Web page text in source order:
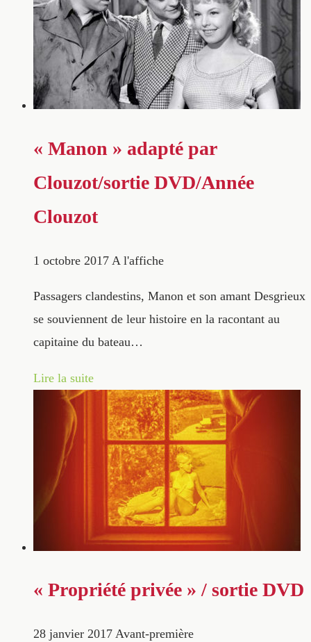
« Manon » adapté par
Clouzot/sortie DVD/Année
Clouzot
1 octobre 2017 A l'affiche
Passagers clandestins, Manon et son amant Desgrieux
se souviennent de leur histoire en la racontant au
capitaine du bateau…
Lire la suite
« Propriété privée » / sortie DVD
28 janvier 2017 Avant-première